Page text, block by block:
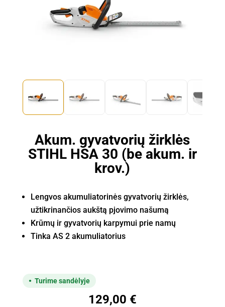
Akum. gyvatvorių žirklės
STIHL HSA 30 (be akum. ir
krov.)
Lengvos akumuliatorinės gyvatvorių žirklės,
užtikrinančios aukštą pjovimo našumą
Krūmų ir gyvatvorių karpymui prie namų
Tinka AS 2 akumuliatorius
Turime sandėlyje
129,00 €